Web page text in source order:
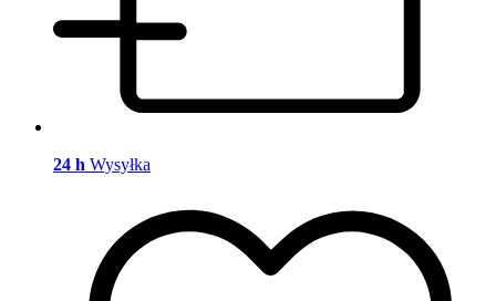
24 h Wysyłka